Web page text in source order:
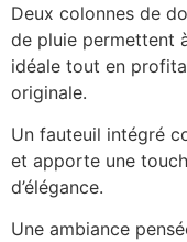
Deux colonnes de
de pluie permettent
idéale tout en
originale.
Un fauteuil intégré
et apporte une
d’élégance.
Une ambiance